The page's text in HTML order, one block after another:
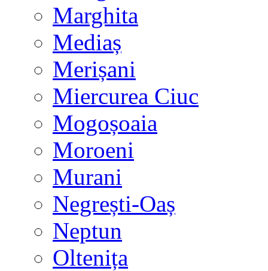
Marghita
Mediaș
Merișani
Miercurea Ciuc
Mogoșoaia
Moroeni
Murani
Negrești-Oaș
Neptun
Oltenița